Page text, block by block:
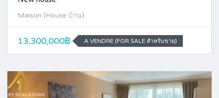
Maison (House บ้าน)
13,300,000฿ A VENDRE (FOR SALE สำหรับขาย)